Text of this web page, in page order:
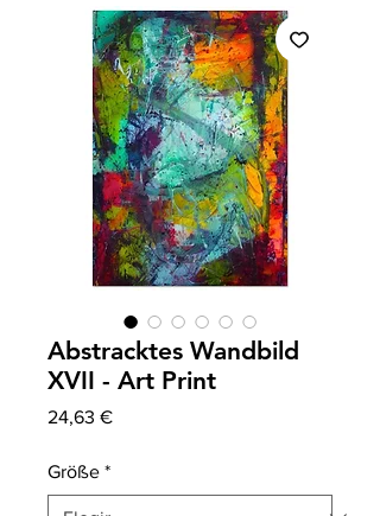
Abstracktes Wandbild
XVII - Art Print
24,63 €Precio
Größe *